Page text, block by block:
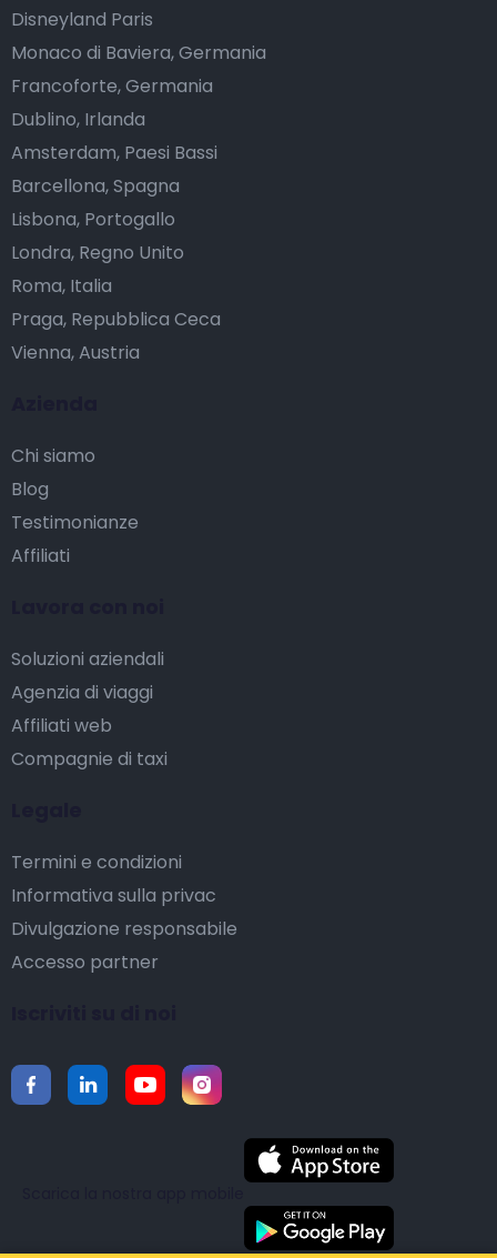
Chi siamo
Blog
Testimonianze
Affiliati
Soluzioni aziendali
Agenzia di viaggi
Affiliati web
Compagnie di taxi
Termini e condizioni
Informativa sulla privac
Divulgazione responsabile
Accesso partner
Disneyland Paris
Monaco di Baviera, Germania
Francoforte, Germania
Dublino, Irlanda
Amsterdam, Paesi Bassi
Barcellona, Spagna
Lisbona, Portogallo
Londra, Regno Unito
Roma, Italia
Praga, Repubblica Ceca
Vienna, Austria